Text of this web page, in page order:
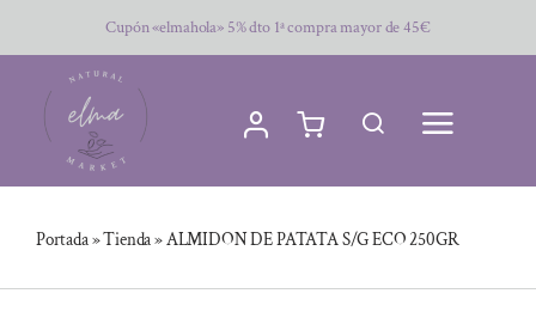
al
contenido
Cupón «elmahola» 5% dto 1ª compra mayor de 45€
Portada»Tienda»ALMIDON DE PATATA S/G ECO 250GR